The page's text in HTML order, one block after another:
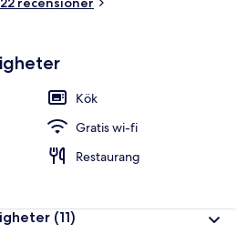
Kök
Gratis wi-fi
Restaurang
(11)